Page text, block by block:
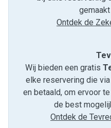
Ontdek de
Wij bieden een gratis
elke reservering die
en betaald, om ervoor
de best
Ontdek de